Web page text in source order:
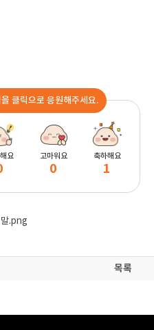
클릭으로 응원해주세요.
요 고마워요
0
축하해요
1
목록